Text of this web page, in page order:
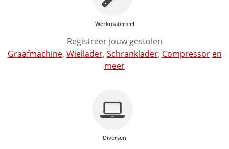
Werkmaterieel
Registreer jouw gestolen
Graafmachine, Wiellader, Schranklader, Compressor en
meer
Diversen